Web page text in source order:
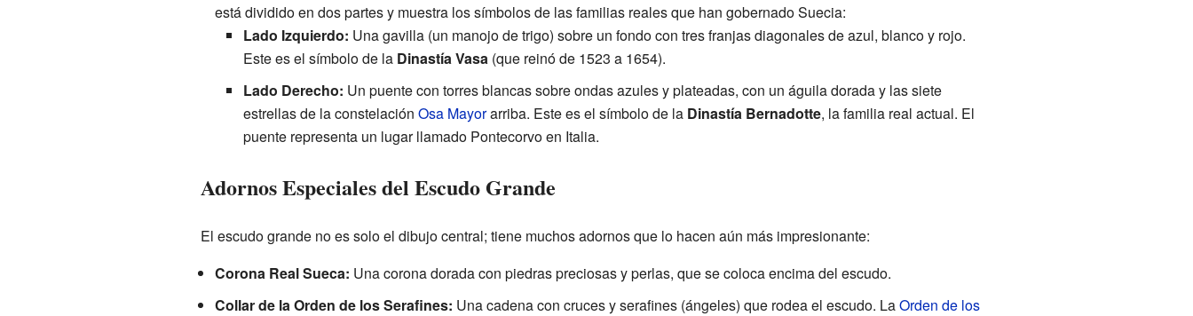
está dividido en dos partes y muestra los símbolos de las familias reales que han gobernado Suecia:
Lado Izquierdo: Una gavilla (un manojo de trigo) sobre un fondo con tres franjas diagonales de azul, blanco y rojo.
Este es el símbolo de la Dinastía Vasa(que reinó de 1523 a 1654).
Lado Derecho: Un puente con torres blancas sobre ondas azules y plateadas, con un águila dorada y las siete
estrellas de la constelación Osa Mayorarriba. Este es el símbolo de la Dinastía Bernadotte, la familia real actual. El
puente representa un lugar llamado Pontecorvo en Italia.
Adornos Especiales del Escudo Grande
El escudo grande no es solo el dibujo central; tiene muchos adornos que lo hacen aún más impresionante:
Corona Real Sueca: Una corona dorada con piedras preciosas y perlas, que se coloca encima del escudo.
Collar de la Orden de los Serafines: Una cadena con cruces y serafines (ángeles) que rodea el escudo. LaOrden de los